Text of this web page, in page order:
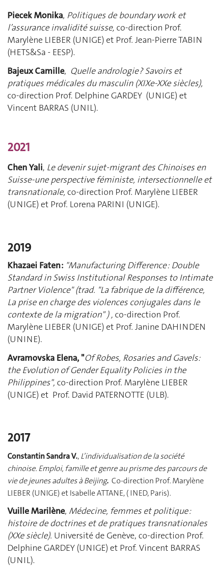
Piecek Monika, Politiques de boundary work et
l’assurance invalidité suisse, co-direction Prof.
Marylène LIEBER (UNIGE) et Prof. Jean-Pierre TABIN
(HETS&Sa - EESP).
Bajeux Camille, Quelle andrologie ? Savoirs et
pratiques médicales du masculin (XIXe-XXe siècles),
co-direction Prof. Delphine GARDEY (UNIGE) et
Vincent BARRAS (UNIL).
2021
Chen Yali, Le devenir sujet-migrant des Chinoises en
Suisse-une perspective féministe, intersectionnelle et
transnationale, co-direction Prof. Marylène LIEBER
(UNIGE) et Prof. Lorena PARINI (UNIGE).
2019
Khazaei Faten : "Manufacturing Difference : Double
Standard in Swiss Institutional Responses to Intimate
Partner Violence" (trad. "La fabrique de la différence,
La prise en charge des violences conjugales dans le
contexte de la migration") , co-direction Prof.
Marylène LIEBER (UNIGE) et Prof. Janine DAHINDEN
(UNINE).
Avramovska Elena, "Of Robes, Rosaries and Gavels:
the Evolution of Gender Equality Policies in the
Philippines", co-direction Prof. Marylène LIEBER
(UNIGE) et Prof. David PATERNOTTE (ULB).
2017
Constantin Sandra V.,L’individualisation de la société
chinoise. Emploi, famille et genre au prisme des parcours de
vie de jeunes adultes à Beijing. Co-direction Prof. Marylène
LIEBER (UNIGE) et Isabelle ATTANE, ( INED, Paris).
Vuille Marilène, Médecine, femmes et politique :
histoire de doctrines et de pratiques transnationales
(XXe siècle). Université de Genève, co-direction Prof.
Delphine GARDEY (UNIGE) et Prof. Vincent BARRAS
(UNIL).